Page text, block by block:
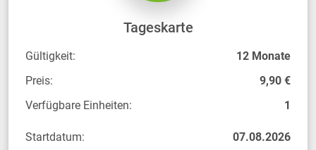
Tageskarte
Gültigkeit:
12 Monate
Preis:
9,90 €
Verfügbare Einheiten:
1
Startdatum:
07.08.2026